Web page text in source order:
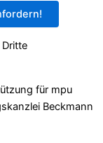
für mpu
Beckmann